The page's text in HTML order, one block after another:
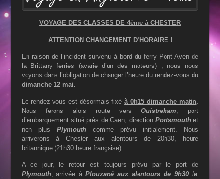
VOYAGE DES CLASSES DE 4ème à CHESTER
ATTENTION CHANGEMENT D’HORAIRE !
En raison de l’incident survenu à bord du ferry Pont-Aven de
la Brittany ferries (avarie d’un des moteurs) , nous nous
voyons dans l’obligation de changer l’heure du rendez-vous du
dimanche 12 mai.
Le rendez-vous est désormais fixéà 0h15 dimanche matin.
Nous ferons alors route vers Ouistreham , port
d’embarquement situé près de Caen, directionPortsmouth et
non plus Plymouthcomme prévu initialement. Nous
arriverons à Chester aux alentours de 20h30, heure
britannique (21h30 heure française).
A ce jour, le retour est toujours prévu par le port de
Plymouth, arrivée àPlouzané aux alentours de 9h30 le